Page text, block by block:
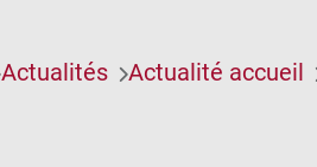
Actualités Actualité accueil